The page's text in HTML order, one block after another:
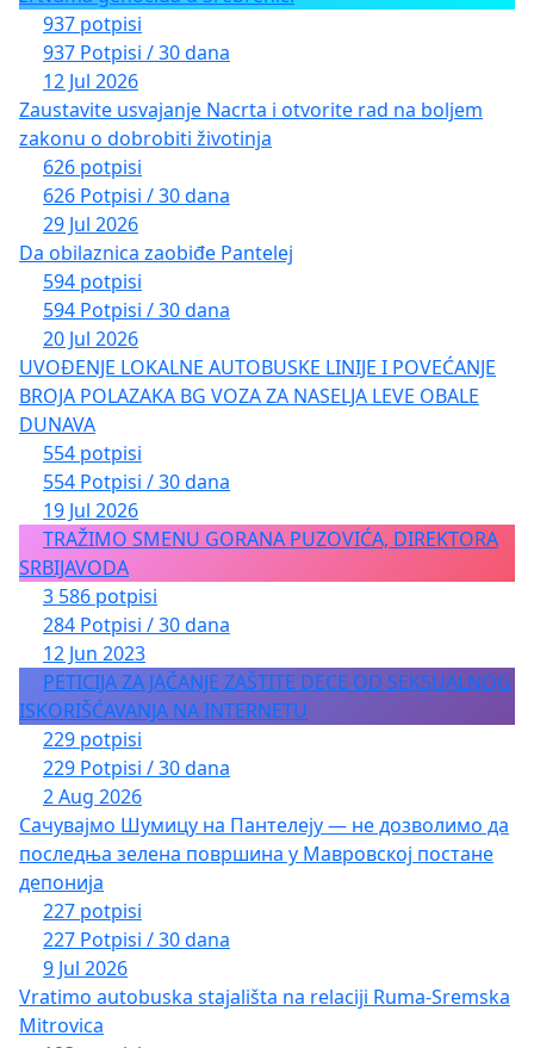
937 potpisi
937 Potpisi / 30 dana
12 Jul 2026
Zaustavite usvajanje Nacrta i otvorite rad na boljem
zakonu o dobrobiti životinja
626 potpisi
626 Potpisi / 30 dana
29 Jul 2026
Da obilaznica zaobiđe Pantelej
594 potpisi
594 Potpisi / 30 dana
20 Jul 2026
UVOĐENJE LOKALNE AUTOBUSKE LINIJE I POVEĆANJE
BROJA POLAZAKA BG VOZA ZA NASELJA LEVE OBALE
DUNAVA
554 potpisi
554 Potpisi / 30 dana
19 Jul 2026
TRAŽIMO SMENU GORANA PUZOVIĆA, DIREKTORA
SRBIJAVODA
3 586 potpisi
284 Potpisi / 30 dana
12 Jun 2023
PETICIJA ZA JAČANJE ZAŠTITE DECE OD SEKSUALNOG
ISKORIŠĆAVANJA NA INTERNETU
229 potpisi
229 Potpisi / 30 dana
2 Aug 2026
Сачувајмо Шумицу на Пантелеју — не дозволимо да
последња зелена површина у Мавровској постане
депонија
227 potpisi
227 Potpisi / 30 dana
9 Jul 2026
Vratimo autobuska stajališta na relaciji Ruma-Sremska
Mitrovica